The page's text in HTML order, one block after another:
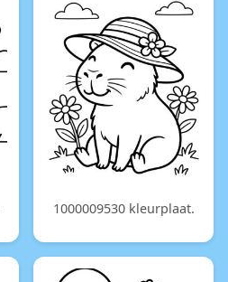
1000009530 kleurplaat.